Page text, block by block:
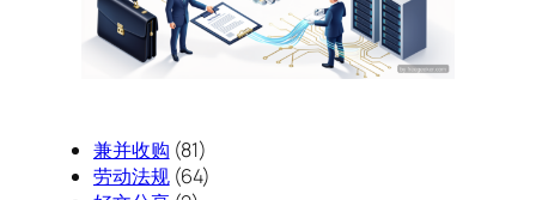
兼并收购 (81)
劳动法规(64)